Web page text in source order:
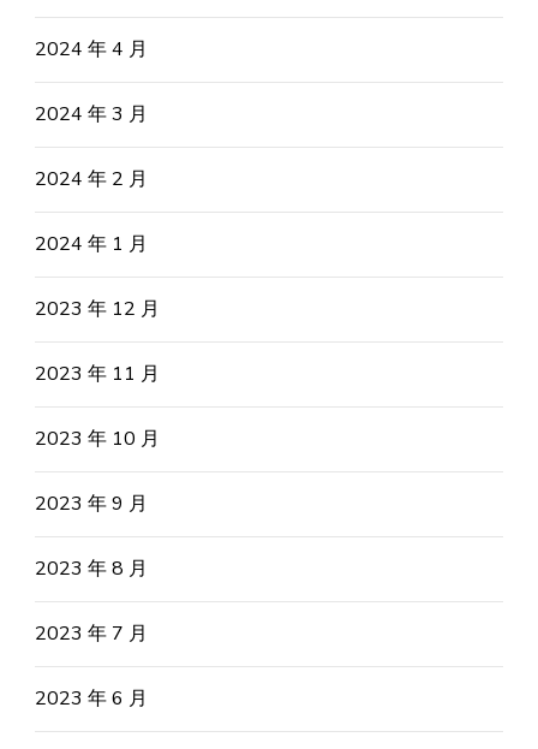
2024 年 4 月
2024 年 3 月
2024 年 2 月
2024 年 1 月
2023 年 12 月
2023 年 11 月
2023 年 10 月
2023 年 9 月
2023 年 8 月
2023 年 7 月
2023 年 6 月